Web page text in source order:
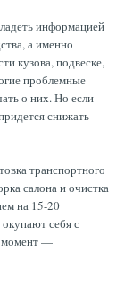
информацией
а именно
кузова, подвеске,
проблемные
о них. Но если
снижать
транспортного
салона и очистка
на 15-20
себя с
момент —